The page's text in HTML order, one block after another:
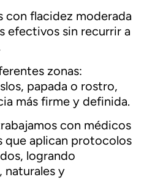
con flacidez moderada
efectivos sin recurrir a
zonas:
papada o rostro,
más firme y definida.
con médicos
aplican protocolos
logrando
naturales y